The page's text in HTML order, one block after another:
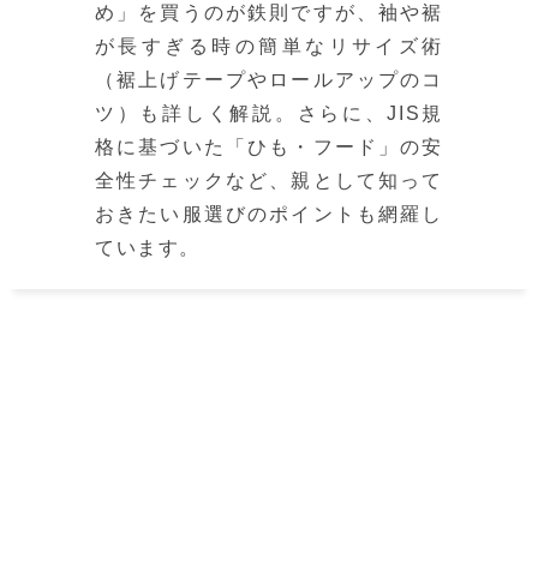
め」を買うのが鉄則ですが、袖や裾
が長すぎる時の簡単なリサイズ術
（裾上げテープやロールアップのコ
ツ）も詳しく解説。さらに、JIS規
格に基づいた「ひも・フード」の安
全性チェックなど、親として知って
おきたい服選びのポイントも網羅し
ています。